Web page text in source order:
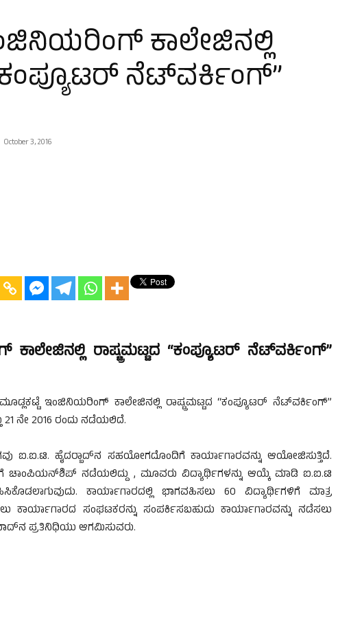
ಕಾಲೇಜಿನಲ್ಲಿ
ನೆಟ್‍ವರ್ಕಿಂಗ್”
October 3, 2016
ರಾಷ್ಟ್ರಮಟ್ಟದ “ಕಂಪ್ಯೂಟರ್ ನೆಟ್‍ವರ್ಕಿಂಗ್”
ಇಂಜಿನಿಯರಿಂಗ್ ಕಾಲೇಜಿನಲ್ಲಿ ರಾಷ್ಟ್ರಮಟ್ಟದ “ಕಂಪ್ಯೂಟರ್ ನೆಟ್‍ವರ್ಕಿಂಗ್”
ನೇ 2016 ರಂದು ನಡೆಯಲಿದೆ.
ಐ.ಐ.ಟಿ. ಹೈದರ್‍ಬಾದ್‍ನ ಸಹಯೋಗದೊಂದಿಗೆ ಕಾರ್ಯಾಗಾರವನ್ನು ಆಯೋಜಿಸುತ್ತಿದೆ.
ಚಾಂಪಿಯನ್‍ಶಿಪ್ ನಡೆಯಲಿದ್ದು , ಮೂವರು ವಿದ್ಯಾರ್ಥಿಗಳನ್ನು ಆಯ್ಕೆ ಮಾಡಿ ಐ.ಐ.ಟಿ
ಕಾರ್ಯಾಗಾರದಲ್ಲಿ ಭಾಗವಹಿಸಲು 60 ವಿದ್ಯಾರ್ಥಿಗಳಿಗೆ ಮಾತ್ರ
ಕಾರ್ಯಾಗಾರದ ಸಂಘಟಕರನ್ನು ಸಂಪರ್ಕಿಸಬಹುದು ಕಾರ್ಯಾಗಾರವನ್ನು ನಡೆಸಲು
ಪ್ರತಿನಿಧಿಯು ಆಗಮಿಸುವರು.